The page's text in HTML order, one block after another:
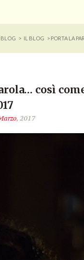
BLOG > IL BLOG > PORTA LA
così
, 2017